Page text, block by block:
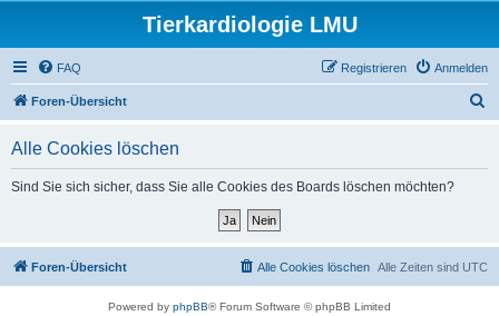
Tierkardiologie LMU
FAQ Anmelden
Registrieren
Foren-Übersicht
Alle Cookies löschen
Sind Sie sich sicher, dass Sie alle Cookies des Boards löschen möchten?
Foren-Übersicht Alle Zeiten sind UTC
Alle Cookies löschen
Powered by phpBB® Forum Software © phpBB Limited